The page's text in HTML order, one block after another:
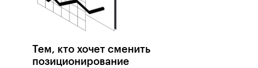
Тем, кто хочет сменить
позиционирование